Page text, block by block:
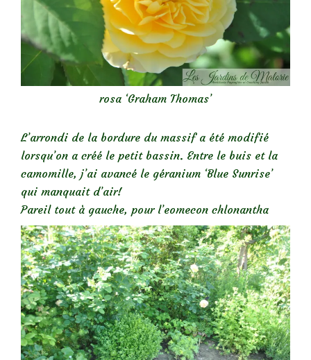
rosa ‘Graham Thomas’
L’arrondi de la bordure du massif a été modifié
lorsqu’on a créé le petit bassin. Entre le buis et la
camomille, j’ai avancé le géranium ‘Blue Sunrise’
qui manquait d’air!
Pareil tout à gauche, pour l’eomecon chlonantha